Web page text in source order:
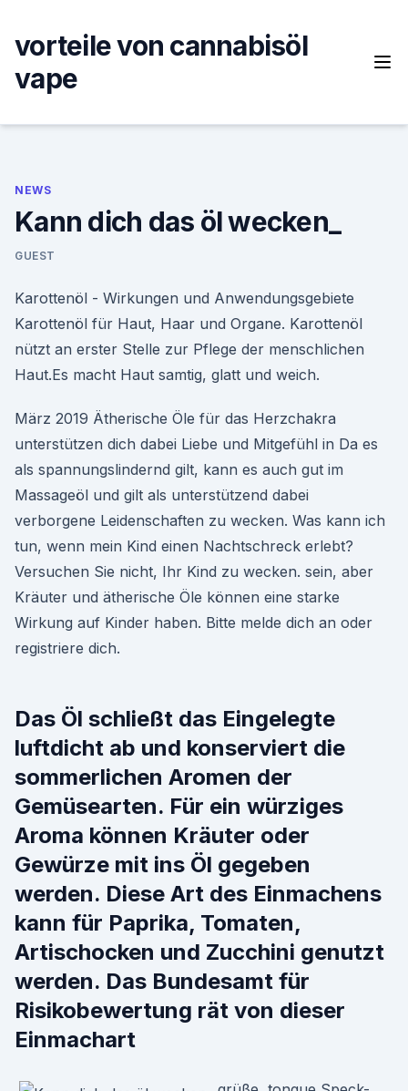
content
vorteile von cannabisöl
vape
NEWS
Kann dich das öl wecken_
GUEST
Karottenöl - Wirkungen und Anwendungsgebiete
Karottenöl für Haut, Haar und Organe. Karottenöl
nützt an erster Stelle zur Pflege der menschlichen
Haut.Es macht Haut samtig, glatt und weich.
März 2019 Ätherische Öle für das Herzchakra
unterstützen dich dabei Liebe und Mitgefühl in Da es
als spannungslindernd gilt, kann es auch gut im
Massageöl und gilt als unterstützend dabei
verborgene Leidenschaften zu wecken. Was kann ich
tun, wenn mein Kind einen Nachtschreck erlebt?
Versuchen Sie nicht, Ihr Kind zu wecken. sein, aber
Kräuter und ätherische Öle können eine starke
Wirkung auf Kinder haben. Bitte melde dich an oder
registriere dich.
Das Öl schließt das Eingelegte
luftdicht ab und konserviert die
sommerlichen Aromen der
Gemüsearten. Für ein würziges
Aroma können Kräuter oder
Gewürze mit ins Öl gegeben
werden. Diese Art des Einmachens
kann für Paprika, Tomaten,
Artischocken und Zucchini genutzt
werden. Das Bundesamt für
Risikobewertung rät von dieser
Einmachart